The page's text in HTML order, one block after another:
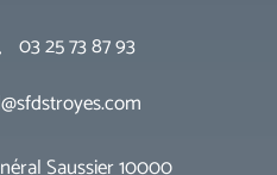
03 25 73 87 93